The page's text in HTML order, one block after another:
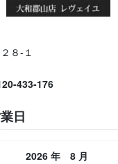
８-１
433-176
日
2026 年 8 月